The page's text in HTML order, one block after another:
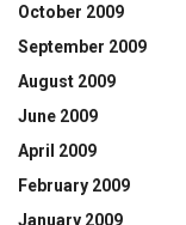
October 2009
September 2009
August 2009
June 2009
April 2009
February 2009
January 2009